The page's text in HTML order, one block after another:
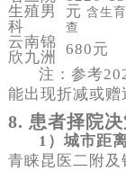
生殖男
科
元 含生
查
云南锦
欣九洲
680元
注：参考
能出现折减或赠
8. 患者择院
1）城市距
青睐昆医二附